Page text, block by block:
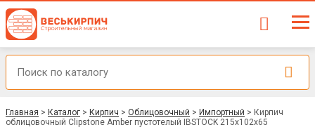
Главная > Каталог > Кирпич > Облицовочный > Импортный > Кирпич
облицовочный Clipstone Amber пустотелый IBSTOCK 215x102x65